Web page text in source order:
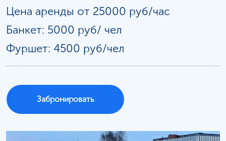
Цена аренды от 25000 руб/час
Банкет: 5000 руб/ чел
Фуршет: 4500 руб/чел
Забронировать